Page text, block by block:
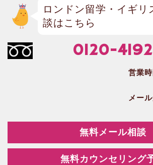
ロンドン留学・イギリ
談はこちら
0120-
営業
メー
無料メール相談
無料カウンセリング